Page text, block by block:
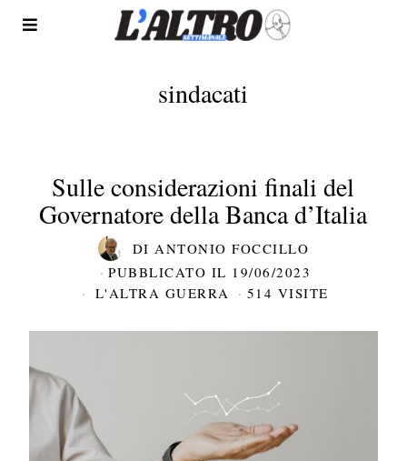
sindacati
Sulle considerazioni finali del
Governatore della Banca d’Italia
DI ANTONIO FOCCILLO
PUBBLICATO IL 19/06/2023
L'ALTRA GUERRA
514 VISITE